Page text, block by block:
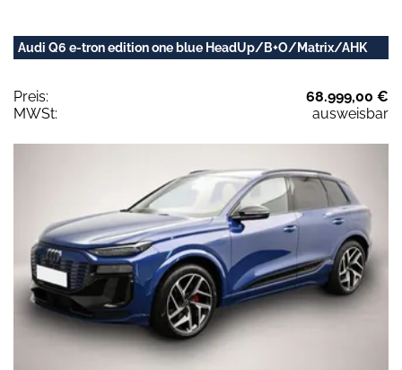
Audi Q6 e-tron edition one blue HeadUp/B+O/Matrix/AHK
Preis:
68.999,00 €
MWSt:
ausweisbar